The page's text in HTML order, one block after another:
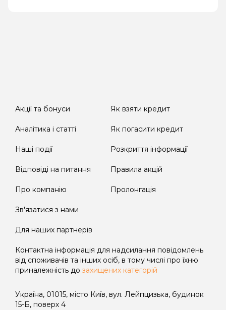
договором та чинним законодавством
кредитної лінії та на підставі п. 10 ч. 1 ст.
12 Закону України «Про споживче
договору не надається, однак договір
визначаються розміри та строки
платежів з погашення кредиту.
Користування споживачем сумою
Дисконтного періоду кредитування
має наступні наслідки:
Акції та бонуси
Аналітика і статті
Наші події
Відповіді на питання
Про компанію
Зв'язатися з нами
Для наших партнерів
Як взяти кредит
Як погасити кредит
Розкриття інформації
Правила акцій
Пролонгація
Контактна інформація для надсилання повідомлень
від споживачів та інших осіб, в тому числі про їхню
приналежність до захищених категорій
Україна, 01015, місто Київ, вул. Лейпцизька, будинок
15-Б, поверх 4